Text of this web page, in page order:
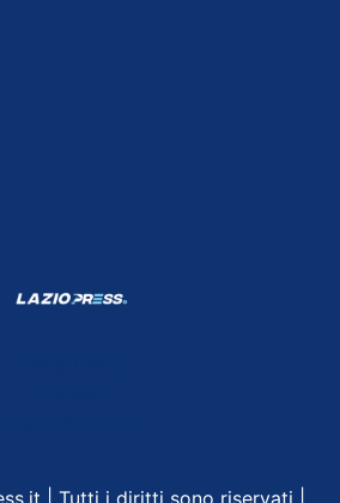
| Tutti i diritti sono riservati |